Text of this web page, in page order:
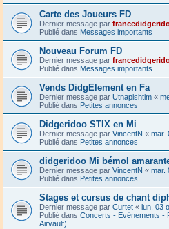
Carte des Joueurs FD
Dernier message par
Publié dans Messages importants
Nouveau Forum FD
Dernier message par
Publié dans Messages importants
Vends DidgElement en Fa
Dernier message par Utnapishtim «
Publié dans Petites annonces
Didgeridoo STIX en Mi
Dernier message par VincentN « mar.
Publié dans Petites annonces
didgeridoo Mi bémol
Dernier message par VincentN « mar.
Publié dans Petites annonces
Stages et cursus de chant
Dernier message par Curtet « lun. 03
Publié dans Concerts - Evénements -
Airvault)